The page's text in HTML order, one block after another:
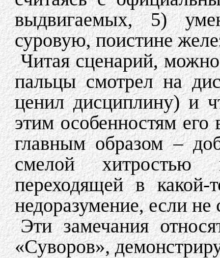
выдвигаемых, 5)
суровую, поистине
Читая сценарий,
пальцы смотрел на
ценил дисциплину) и
этим особенностям его
главным образом –
смелой хитростью
переходящей в
недоразумение, если не
Эти замечания
«Суворов»,